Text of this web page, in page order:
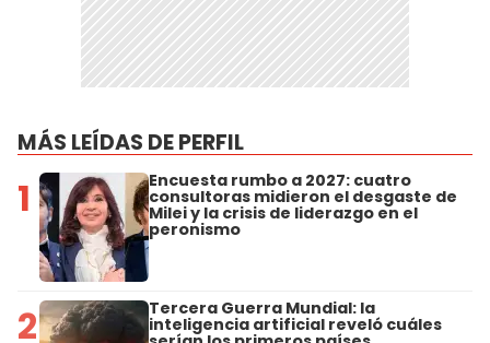
MÁS LEÍDAS DE PERFIL
1 Encuesta rumbo a 2027: cuatro
consultoras midieron el desgaste de
Milei y la crisis de liderazgo en el
peronismo
2 Tercera Guerra Mundial: la
inteligencia artificial reveló cuáles